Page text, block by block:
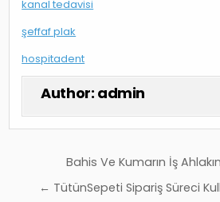
kanal tedavisi
şeffaf plak
hospitadent
Author: admin
gezinmesi
Bahis Ve Kumarın İş
← TütünSepeti Sipariş Süreci